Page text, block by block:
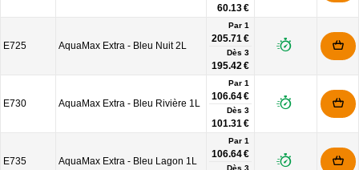
60.13 €
E725 AquaMax Extra - Bleu Nuit 2L
Par 1
205.71 €
Dès 3
195.42 €
E730 AquaMax Extra - Bleu Rivière 1L
Par 1
106.64 €
Dès 3
101.31 €
E735 AquaMax Extra - Bleu Lagon 1L
Par 1
106.64 €
Dès 3